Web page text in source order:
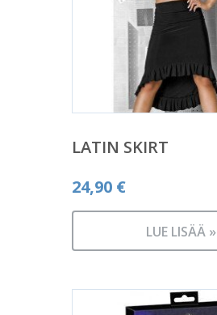
LATIN SKIRT
24,90 €
LUE LISÄÄ »